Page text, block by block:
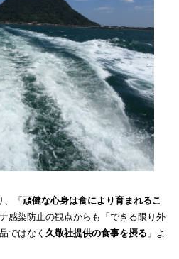
、「頑健な心身は食により育まれるこ
感染防止の観点からも「できる限り外
ではなく久敬社提供の食事を摂る 」よ